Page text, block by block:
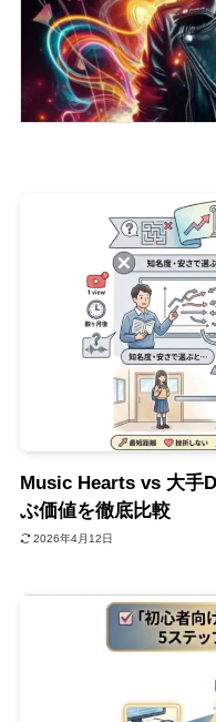
Music Hearts vs 大手
ぶ価値を徹底比較
2026年4月12日